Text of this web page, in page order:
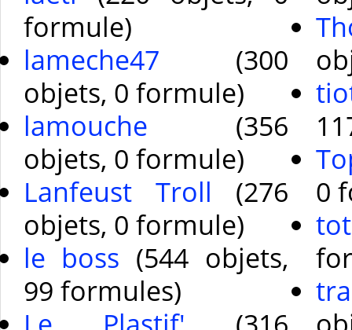
formule)
lameche47 (300
objets, 0 formule)
lamouche (356
objets, 0 formule)
Lanfeust Troll (276
objets, 0 formule)
le boss (544 objets,
99 formules)
0